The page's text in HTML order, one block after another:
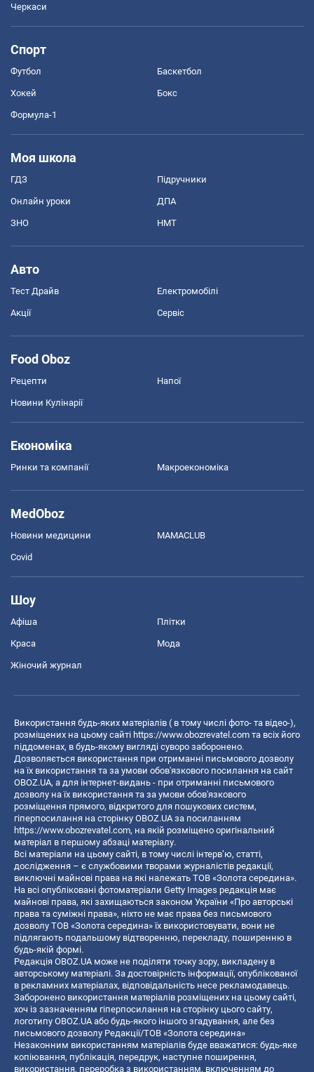
Черкаси
Спорт
Футбол Баскетбол
Хокей Бокс
Формула-1
Моя школа
ГДЗ Підручники
Онлайн уроки ДПА
ЗНО НМТ
Авто
Тест Драйв Електромобілі
Акції Сервіс
Food Oboz
Рецепти Напої
Новини Кулінарії
Економіка
Ринки та компанії Макроекономіка
MedOboz
Новини медицини MAMACLUB
Covid
Шоу
Афіша Плітки
Краса Мода
Жіночий журнал
Використання будь-яких матеріалів ( в тому числі фото- та відео-),
розміщених на цьому сайті https://www.obozrevatel.com та всіх його
піддоменах, в будь-якому вигляді суворо заборонено.
Дозволяється використання при отриманні письмового дозволу
на їх використання та за умови обов'язкового посилання на сайт
OBOZ.UA, а для інтернет-видань - при отриманні письмового
дозволу на їх використання та за умови обов'язкового
розміщення прямого, відкритого для пошукових систем,
гіперпосилання на сторінку OBOZ.UA за посиланням
https://www.obozrevatel.com, на якій розміщено оригінальний
матеріал в першому абзаці матеріалу.
Всі матеріали на цьому сайті, в тому числі інтерв’ю, статті,
дослідження – є службовими творами журналістів редакції,
виключні майнові права на які належать ТОВ «Золота середина».
На всі опубліковані фотоматеріали Getty Images редакція має
майнові права, які захищаються законом України «Про авторські
права та суміжні права», ніхто не має права без письмового
дозволу ТОВ «Золота середина» їх використовувати, вони не
підлягають подальшому відтворенню, перекладу, поширенню в
будь-якій формі.
Редакція OBOZ.UA може не поділяти точку зору, викладену в
авторському матеріалі. За достовірність інформації, опублікованої
в рекламних матеріалах, відповідальність несе рекламодавець.
Заборонено використання матеріалів розміщених на цьому сайті,
хоч із зазначенням гіперпосилання на сторінку цього сайту,
логотипу OBOZ.UA або будь-якого іншого згадування, але без
письмового дозволу Редакції/ТОВ «Золота середина»
Незаконним використанням матеріалів буде вважатися: будь-яке
копiювання, публiкацiя, передрук, наступне поширення,
використання, переробка з використанням, включенням до